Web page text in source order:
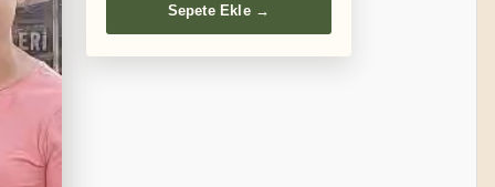
Sepete Ekle →